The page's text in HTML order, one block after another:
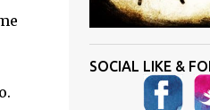
SOCIAL LIKE &